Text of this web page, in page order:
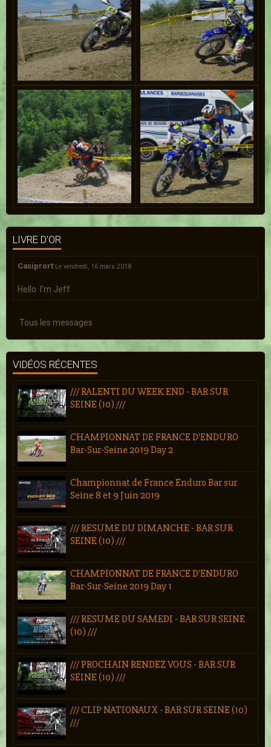
LIVRE D'OR
Casiprort Le vendredi, 16 mars 2018
Hello. I'm Jeff
Tous les messages
VIDÉOS RÉCENTES
/// RALENTI DU WEEK END - BAR SUR
SEINE (10) ///
CHAMPIONNAT DE FRANCE D'ENDURO
Bar-Sur-Seine 2019 Day 2
Championnat de France Enduro Bar sur
Seine 8 et 9 Juin 2019
/// RESUME DU DIMANCHE - BAR SUR
SEINE (10) ///
CHAMPIONNAT DE FRANCE D'ENDURO
Bar-Sur-Seine 2019 Day 1
/// RESUME DU SAMEDI - BAR SUR SEINE
(10) ///
/// PROCHAIN RENDEZ VOUS - BAR SUR
SEINE (10) ///
/// CLIP NATIONAUX - BAR SUR SEINE (10)
///